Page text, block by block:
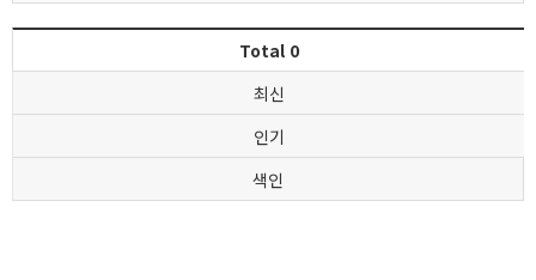
Total 0
최신
인기
색인